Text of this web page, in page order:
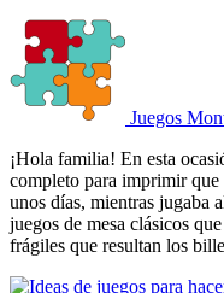
Juegos
¡Hola familia! En esta
completo para imprimir
unos días, mientras jugaba
juegos de mesa clásicos
frágiles que resultan los